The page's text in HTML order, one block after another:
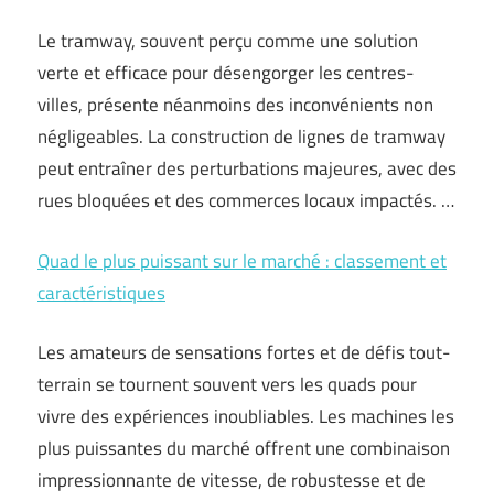
Le tramway, souvent perçu comme une solution
verte et efficace pour désengorger les centres-
villes, présente néanmoins des inconvénients non
négligeables. La construction de lignes de tramway
peut entraîner des perturbations majeures, avec des
rues bloquées et des commerces locaux impactés. …
Quad le plus puissant sur le marché : classement et
caractéristiques
Les amateurs de sensations fortes et de défis tout-
terrain se tournent souvent vers les quads pour
vivre des expériences inoubliables. Les machines les
plus puissantes du marché offrent une combinaison
impressionnante de vitesse, de robustesse et de